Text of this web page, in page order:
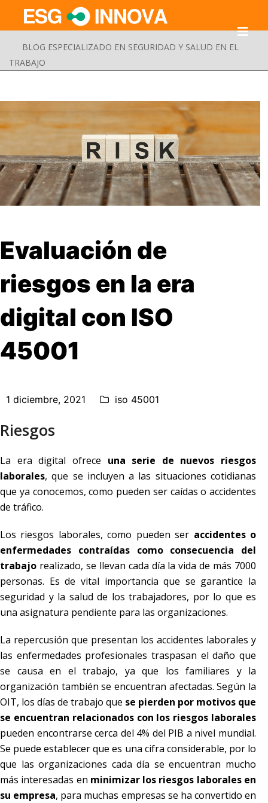
BLOG ESPECIALIZADO EN SEGURIDAD Y SALUD EN EL
TRABAJO
Buscar
Evaluación de
riesgos en la era
digital con ISO
45001
1 diciembre, 2021 iso 45001
Riesgos
La era digital ofrece una serie de nuevos riesgos
laborales, que se incluyen a las situaciones cotidianas
que ya conocemos, como pueden ser caídas o accidentes
de tráfico.
Los riesgos laborales, como pueden ser accidentes o
enfermedades contraídas como consecuencia del
trabajo realizado, se llevan cada día la vida de más 7000
personas. Es de vital importancia que se garantice la
seguridad y la salud de los trabajadores, por lo que es
una asignatura pendiente para las organizaciones.
La repercusión que presentan los accidentes laborales y
las enfermedades profesionales traspasan el daño que
se causa en el trabajo, ya que los familiares y la
organización también se encuentran afectadas. Según la
OIT, los días de trabajo que se pierden por motivos que
se encuentran relacionados con los riesgos laborales
pueden encontrarse cerca del 4% del PIB a nivel mundial.
Se puede establecer que es una cifra considerable, por lo
que las organizaciones cada día se encuentran mucho
más interesadas en minimizar los riesgos laborales en
su empresa, para muchas empresas se ha convertido en